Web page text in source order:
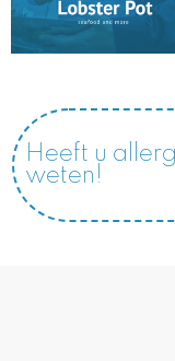
Heeft u
weten!